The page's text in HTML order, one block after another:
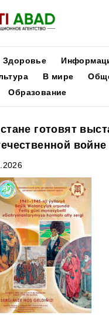
Здоровье
В мире
Образование
готовят
войне